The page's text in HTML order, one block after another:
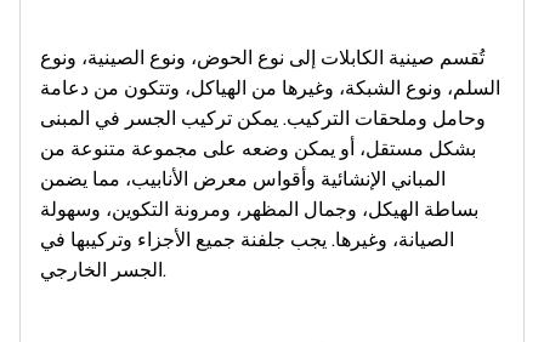
تُقسم صينية الكابلات إلى نوع الحوض، ونوع الصينية، ونوع
السلم، ونوع الشبكة، وغيرها من الهياكل، وتتكون من دعامة
وحامل وملحقات التركيب. يمكن تركيب الجسر في المبنى
بشكل مستقل، أو يمكن وضعه على مجموعة متنوعة من
المباني الإنشائية وأقواس معرض الأنابيب، مما يضمن
بساطة الهيكل، وجمال المظهر، ومرونة التكوين، وسهولة
الصيانة، وغيرها. يجب جلفنة جميع الأجزاء وتركيبها في
الجسر الخارجي.